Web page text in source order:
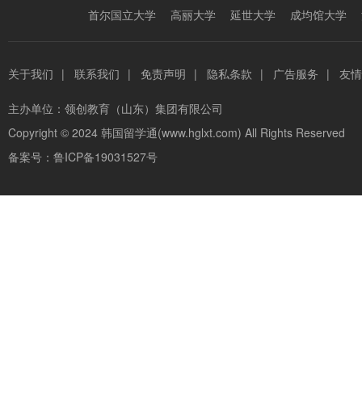
首尔国立大学 高丽大学 延世大学 成均馆大学
关于我们 | 联系我们 | 免责声明 | 隐私条款 | 广告服务 | 友
主办单位： 领创教育（山东）集团有限公司
Copyright © 2024 韩国留学通(www.hglxt.com) All Rights Reserved
备案号： 鲁ICP备19031527号